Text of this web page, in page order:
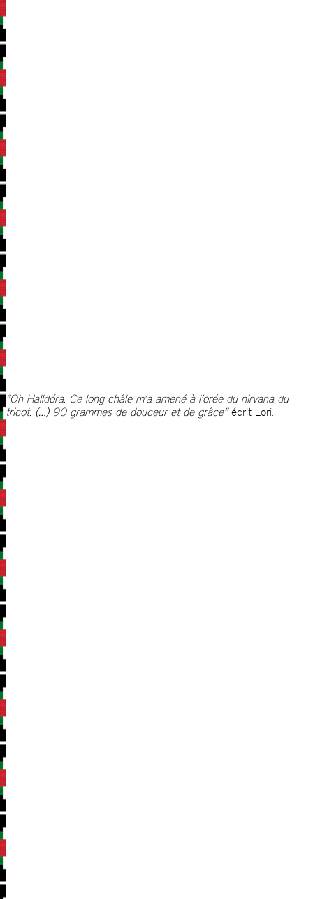
“Oh Halldóra. Ce long châle m’a amené à l’orée du nirvana du
tricot. (…) 90 grammes de douceur et de grâce”écrit Lori.